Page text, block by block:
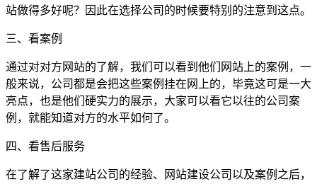
站做得多好呢？因此在选择公司的时候要特别的注意到这点。
三、看案例
通过对对方网站的了解，我们可以看到他们网站上的案例，一
般来说，公司都是会把这些案例挂在网上的，毕竟这可是一大
亮点，也是他们硬实力的展示，大家可以看它以往的公司案
例，就能知道对方的水平如何了。
四、看售后服务
在了解了这家建站公司的经验、网站建设公司以及案例之后，